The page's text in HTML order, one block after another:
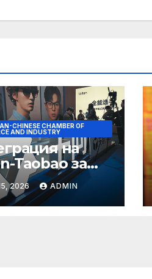
CHINESE CHAMBER OF
AND INDUSTRY
на
Taobao за
на
618
2026 ADMIN